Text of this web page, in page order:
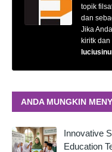
topik
dan
Jika
kiritk dan
ANDA MUNGKIN
Innovative
Education